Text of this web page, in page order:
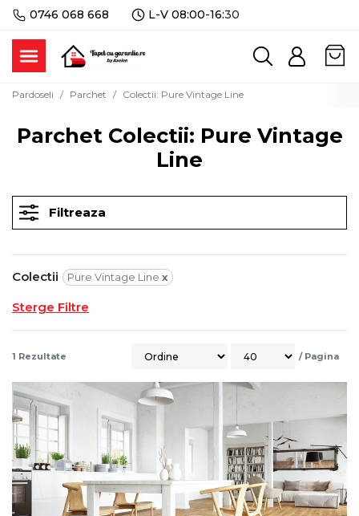
0746 068 668 L-V 08:00-16:30
Pardoseli Parchet Colectii: Pure Vintage Line
Parchet Colectii: Pure Vintage
Line
Filtreaza
Colectii Pure Vintage Line x
Sterge Filtre
1 Rezultate / Pagina